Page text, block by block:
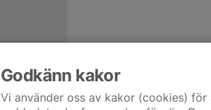
Godkänn kakor
Vi använder oss av kakor (cookies)